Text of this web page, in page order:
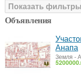
Показать фильтры
Объявления
Анапа
Земля -